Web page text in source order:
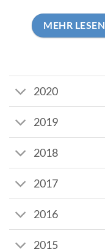
MEHR LESEN
2020
2019
2018
2017
2016
2015